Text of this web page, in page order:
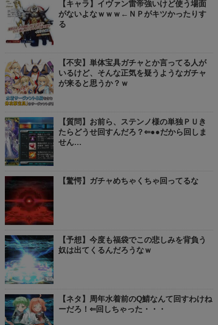
【キャラ】イヴァン雷帝強いけど使う場面
がないよなｗｗｗ←ＮＰがキツかったりす
る
【不安】単体宝具ガチャとか言ってる人が
いるけど、そんな正気を疑うようなガチャ
が来ると思うか？ｗ
【質問】お前ら、ステンノ様の単独ＰＵき
たらどうせ回すんだろ？⇐●●だから回しま
せん…
【驚愕】ガチャめちゃくちゃ回ってるな
【予想】今度も福袋でこの悲しみを背負う
奴は出てくるんだろうなｗ
【ネタ】周年水着前のQ鯖なんて回すわけね
ーだろ！⇐回しちゃった・・・